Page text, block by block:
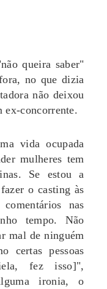
queira saber"
no que dizia
não deixou
ex-concorrente.
vida ocupada
mulheres tem
Se estou a
o casting às
nas
tempo. Não
mal de ninguém
certas pessoas
fez isso]",
ironia, o